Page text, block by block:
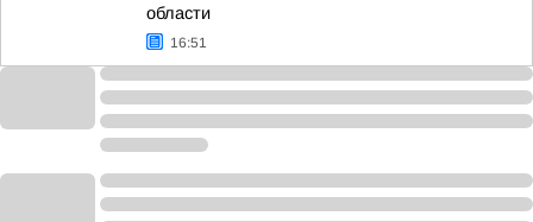
области
16:51